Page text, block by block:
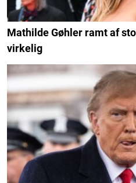
Mathilde Gøhler ramt af
virkelig